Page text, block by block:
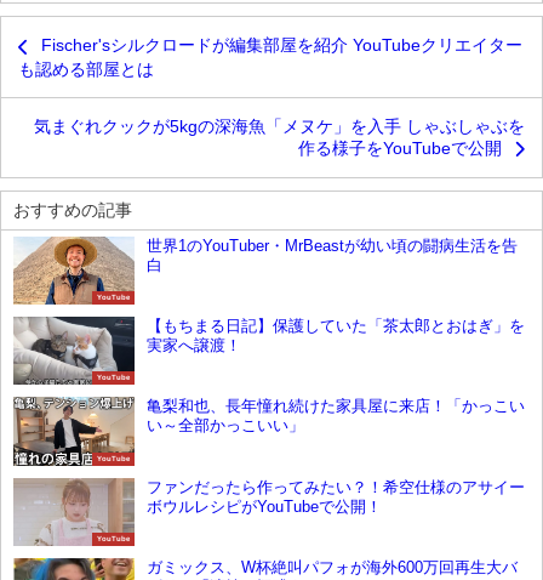
Fischer'sシルクロードが編集部屋を紹介 YouTubeクリエイター
も認める部屋とは
気まぐれクックが5kgの深海魚「メヌケ」を入手 しゃぶしゃぶを
作る様子をYouTubeで公開
おすすめの記事
YouTube
世界1のYouTuber・MrBeastが幼い頃の闘病生活を告
白
YouTube
【もちまる日記】保護していた「茶太郎とおはぎ」を
実家へ譲渡！
YouTube
亀梨和也、長年憧れ続けた家具屋に来店！「かっこい
い～全部かっこいい」
YouTube
ファンだったら作ってみたい？！希空仕様のアサイー
ボウルレシピがYouTubeで公開！
ガミックス、W杯絶叫パフォが海外600万回再生大バ